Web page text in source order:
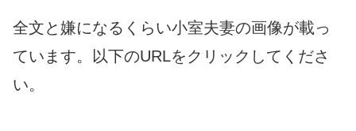
全文と嫌になるくらい小室夫妻の画像が載っ
ています。以下のURLをクリックしてくださ
い。